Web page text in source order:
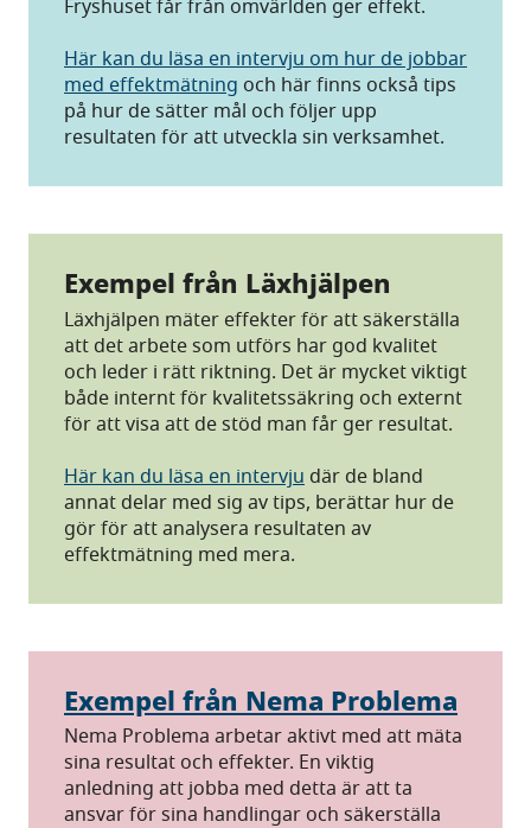
Fryshuset får från omvärlden ger effekt.
Här kan du läsa en intervju om hur de jobbar
med effektmätning och här finns också tips
på hur de sätter mål och följer upp
resultaten för att utveckla sin verksamhet.
Exempel från Läxhjälpen
Läxhjälpen mäter effekter för att säkerställa
att det arbete som utförs har god kvalitet
och leder i rätt riktning. Det är mycket viktigt
både internt för kvalitetssäkring och externt
för att visa att de stöd man får ger resultat.
Här kan du läsa en intervju där de bland
annat delar med sig av tips, berättar hur de
gör för att analysera resultaten av
effektmätning med mera.
Exempel från Nema Problema
Nema Problema arbetar aktivt med att mäta
sina resultat och effekter. En viktig
anledning att jobba med detta är att ta
ansvar för sina handlingar och säkerställa